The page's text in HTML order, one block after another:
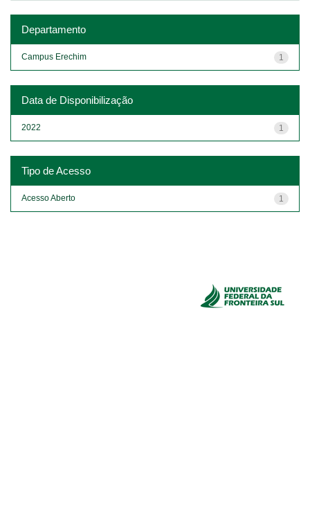
Departamento
1
Campus Erechim
Data de Disponibilização
1
2022
Tipo de Acesso
1
Acesso Aberto